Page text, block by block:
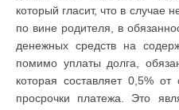
который гласит, что в случае
по вине родителя, в
денежных средств на
помимо уплаты долга,
которая составляет 0,5%
просрочки платежа. Это